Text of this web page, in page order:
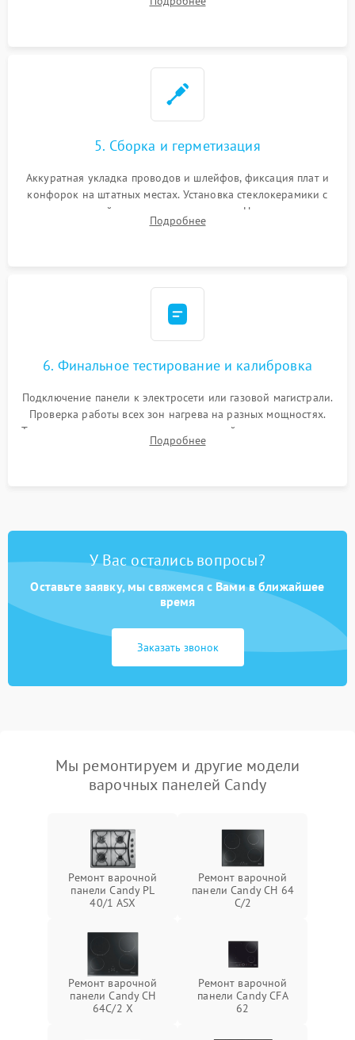
дорожек. Очистка контактов и замена поврежденной
5. Сборка и герметизация
Аккуратная укладка проводов и шлейфов, фиксация плат и
конфорок на штатных местах. Установка стеклокерамики с
проверкой равномерности зазоров. Нанесение
термостойкого герметика или укладка уплотнительной
Подробнее
6. Финальное тестирование и калибровка
Подключение панели к электросети или газовой магистрали.
Проверка работы всех зон нагрева на разных мощностях.
Тестирование сенсорного управления, таймера, индикаторов
остаточного тепла и систем защиты от перегрева.
Подробнее
У Вас остались вопросы?
Оставьте заявку, мы свяжемся с Вами в ближайшее
время
Заказать звонок
Мы ремонтируем и другие модели
варочных панелей Candy
Ремонт варочной
панели Candy PL
40/1 ASX
Ремонт варочной
панели Candy CH 64
C/2
Ремонт варочной
панели Candy CH
64C/2 X
Ремонт варочной
панели Candy CFA
62